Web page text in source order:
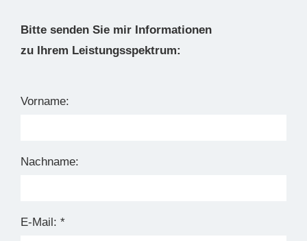
Bitte senden Sie mir Informationen
zu Ihrem Leistungsspektrum:
Vorname:
Nachname:
E-Mail: *